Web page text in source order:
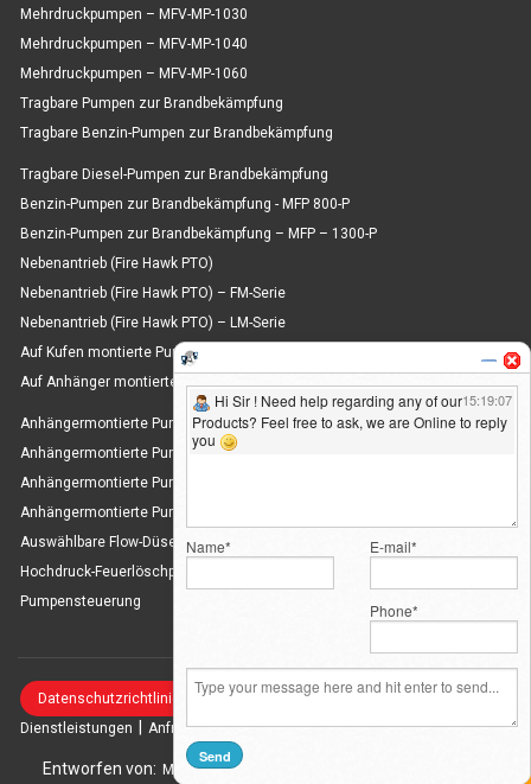
Mehrdruckpumpen – MFV-MP-1030
Mehrdruckpumpen – MFV-MP-1040
Mehrdruckpumpen – MFV-MP-1060
Tragbare Pumpen zur Brandbekämpfung
Tragbare Benzin-Pumpen zur Brandbekämpfung
Tragbare Diesel-Pumpen zur Brandbekämpfung
Benzin-Pumpen zur Brandbekämpfung - MFP 800-P
Benzin-Pumpen zur Brandbekämpfung – MFP – 1300-P
Nebenantrieb (Fire Hawk PTO)
Nebenantrieb (Fire Hawk PTO) – FM-Serie
Nebenantrieb (Fire Hawk PTO) – LM-Serie
Auf Kufen montierte Pumpen zur Brandbekämpfung
Auf Anhänger montierte Pumpen zur Brandbekämpfung
Anhängermontierte Pumpen zur Brandbekämpfung – MFT 1800 D
Anhängermontierte Pumpen zur Brandbekämpfung – MFT 3000 D
Anhängermontierte Pumpen zur Brandbekämpfung – MFT 6000 D
Anhängermontierte Pumpen zur Brandbekämpfung – MFT 8000 D
Auswählbare Flow-Düsen für Feuerlöschpistolen
Hochdruck-Feuerlöschpistolendüsen
Pumpensteuerung
Datenschutzrichtlinie Startseite | Über uns | |
Dienstleistungen Anfrage|Anfrage|Sitemap
Entworfen von: MID | Gehostet von: